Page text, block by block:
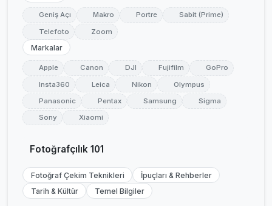
Geniş Açı Makro Portre
Sabit (Prime)
Telefoto
Zoom
Markalar
Apple Canon DJI Fujifilm
GoPro
Insta360
Leica Nikon
Olympus
Panasonic
Pentax Samsung
Sigma
Sony
Xiaomi
Fotoğrafçılık 101
Fotoğraf Çekim Teknikleri
İpuçları & Rehberler
Tarih & Kültür
Temel Bilgiler